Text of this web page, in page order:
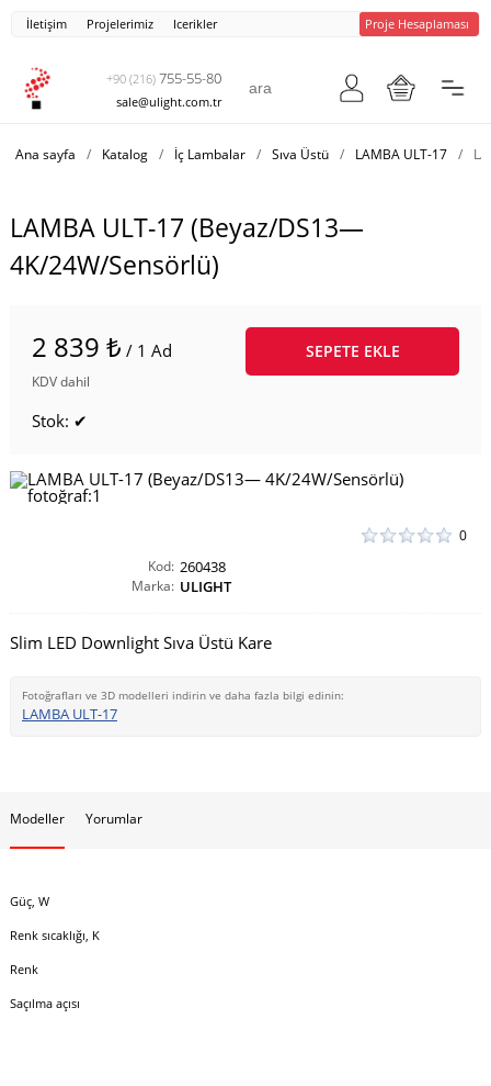
İletişim Projelerimiz Icerikler Proje Hesaplaması
+90 (216) 755-55-80
sale@ulight.com.tr
Ana sayfa / Katalog / İç Lambalar / Sıva Üstü / LAMBA ULT-17 /
LAMBA ULT-17 (Beyaz/DS13—
4K/24W/Sensörlü)
2 839 ₺ / 1 Ad
KDV dahil
SEPETE EKLE
Stok: ✔
0
Kod: 260438
Marka: ULIGHT
Slim LED Downlight Sıva Üstü Kare
Fotoğrafları ve 3D modelleri indirin ve daha fazla bilgi edinin:
LAMBA ULT-17
Modeller Yorumlar
Güç, W
Renk sıcaklığı, K
Renk
Saçılma açısı